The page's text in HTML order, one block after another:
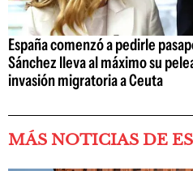
España comenzó a pedirle
Sánchez lleva al máximo su
invasión migratoria a Ceuta
MÁS NOTICIAS DE